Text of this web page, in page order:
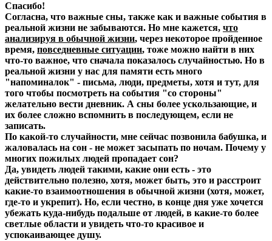
Спасибо!
Согласна, что важные сны, также как и важные события в
реальной жизни не забываются. Но мне кажется, что
анализируя в обычной жизни, через некоторое пройденное
время, повседневные ситуации, тоже можно найти в них
что-то важное, что сначала показалось случайностью. Но в
реальной жизни у нас для памяти есть много
"напоминалок" - письма, люди, предметы, хотя и тут, для
того чтобы посмотреть на события "со стороны"
желательно вести дневник. А сны более ускользающие, и
их более сложно вспомнить в последующем, если не
записать.
По какой-то случайности, мне сейчас позвонила бабушка, и
жаловалась на сон - не может засыпать по ночам. Почему у
многих пожилых людей пропадает сон?
Да, увидеть людей такими, какие они есть - это
действительно полезно, хотя, может быть, это и расстроит
какие-то взаимоотношения в обычной жизни (хотя, может,
где-то и укрепит). Но, если честно, в конце дня уже хочется
убежать куда-нибудь подальше от людей, в какие-то более
светлые области и увидеть что-то красивое и
успокаивающее душу.